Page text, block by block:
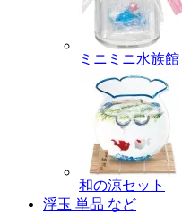
ミニミニ水族館
和の涼セット
浮玉 単品 など